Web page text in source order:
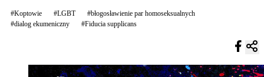
#Koptowie #LGBT
#błogosławienie par homoseksualnych
#dialog ekumeniczny
#Fiducia supplicans